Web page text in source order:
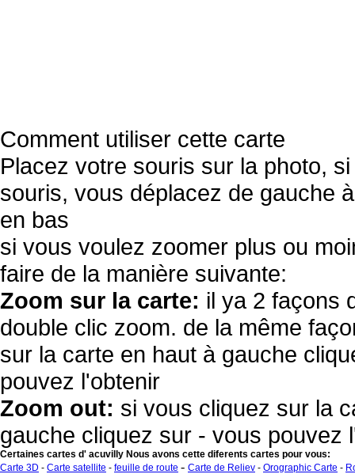
Comment utiliser cette carte
Placez votre souris sur la photo,
souris, vous déplacez de gauche
en bas
si vous voulez zoomer plus ou
faire de la manière suivante:
Zoom sur la carte: il ya 2 façons
double clic zoom. de la même
sur la carte en haut à gauche
pouvez l'obtenir
Zoom out: si vous cliquez sur la
gauche cliquez sur - vous pouvez
Certaines cartes d' acuvilly Nous avons cette diferents cartes pour vous:
Carte 3D - Carte satellite - feuille de route - Carte de Reliev - Orographic Carte -